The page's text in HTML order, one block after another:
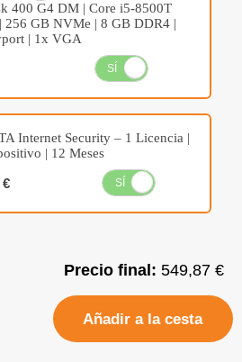
400 G4 DM | Core i5-8500T
256 GB NVMe | 8 GB DDR4 |
| 1x VGA
SÍ
Internet Security – 1 Licencia |
| 12 Meses
€ SÍ
Precio final: 549,87 €
Añadir a la cesta